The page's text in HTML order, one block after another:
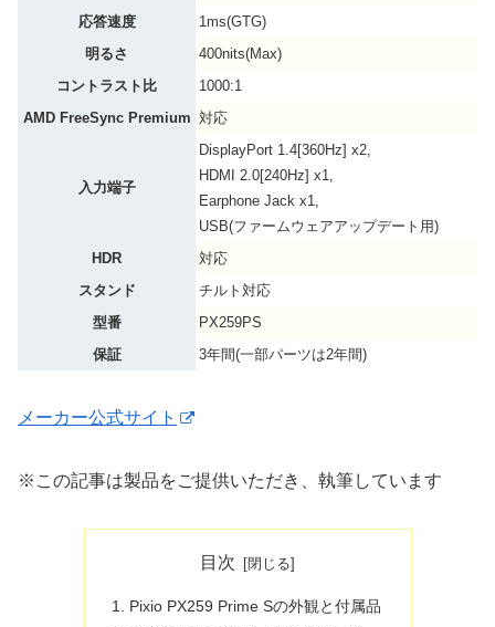
応答速度
1ms(GTG)
明るさ
400nits(Max)
コントラスト比
1000:1
AMD FreeSync Premium 対応
入力端子
DisplayPort 1.4[360Hz] x2,
HDMI 2.0[240Hz] x1,
Earphone Jack x1,
USB(ファームウェアアップデート用)
HDR
対応
スタンド
チルト対応
型番
PX259PS
保証
3年間(一部パーツは2年間)
メーカー公式サイト
※この記事は製品をご提供いただき、執筆しています
目次
Pixio PX259 Prime Sの外観と付属品